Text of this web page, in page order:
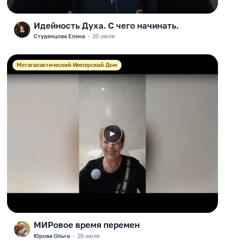
F Идейность Духа. С чего начинать.
Студенцова Елена · 20 июля
Метагалактический Имперский Дом
F МИРовое время перемен
Юрова Ольга · 20 июля